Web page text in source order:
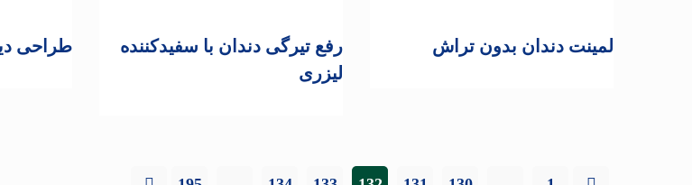
طراحی
رفع تیرگی دندان با سفیدکننده
لیزری
لمینت دندان بدون تراش